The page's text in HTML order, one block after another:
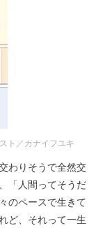
ト／カナイフユキ
わりそうで全然交
「人間ってそうだ
のペースで生きて
ど、それって一生